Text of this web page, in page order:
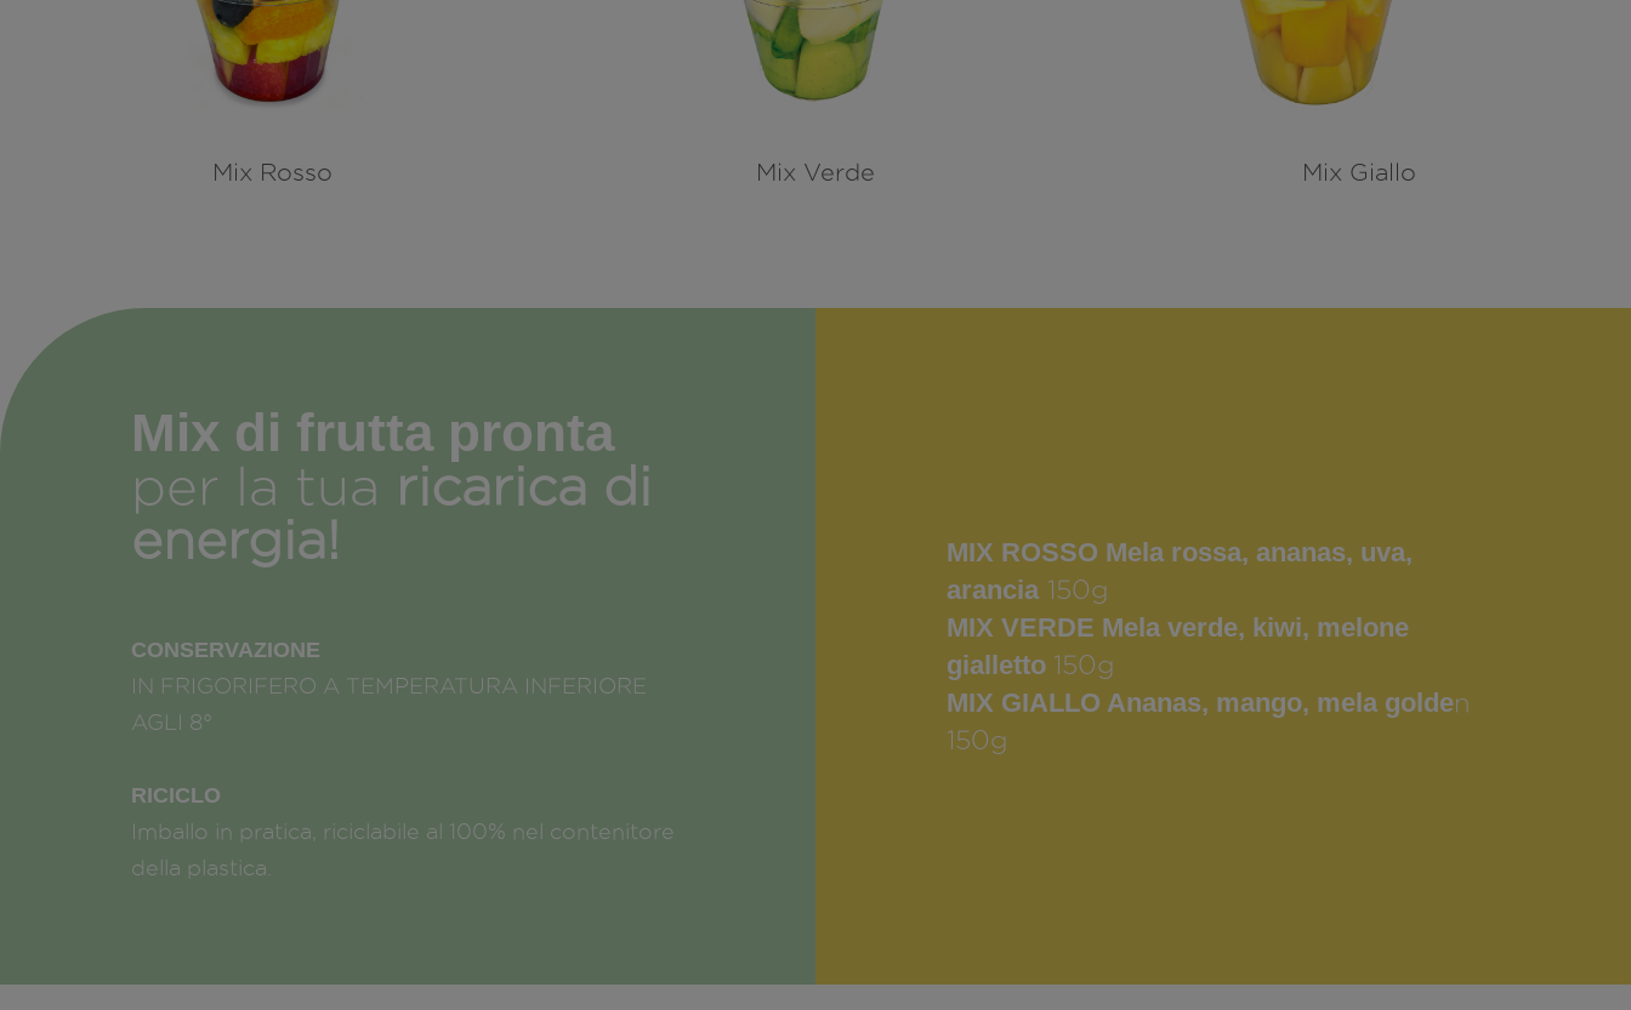
Mix Rosso Mix Verde Mix Giallo
Mix di frutta pronta
per la tua ricarica di
energia!
CONSERVAZIONE
IN FRIGORIFERO A TEMPERATURA INFERIORE
AGLI 8°
RICICLO
Imballo in pratica, riciclabile al 100% nel contenitore
della plastica.
MIX ROSSO Mela rossa, ananas, uva,
arancia150g
MIX VERDE Mela verde, kiwi, melone
gialletto 150g
MIX GIALLO Ananas, mango, mela golden
150g